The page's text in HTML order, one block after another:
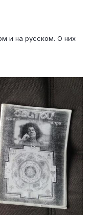
и на русском. О них